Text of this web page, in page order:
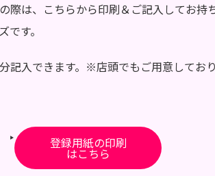
際は、こちらから印刷＆ご記入してお持
です。
記入できます。※店頭でもご用意してお
登録用紙の印刷
はこちら